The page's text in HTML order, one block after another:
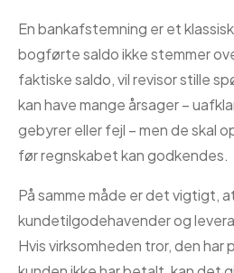
En bankafstemning er et
bogførte saldo ikke stemmer
faktiske saldo, vil revisor stille
kan have mange årsager –
gebyrer eller fejl – men de skal
før regnskabet kan godkendes.
På samme måde er det vigtigt,
kundetilgodehavender og
Hvis virksomheden tror, den har